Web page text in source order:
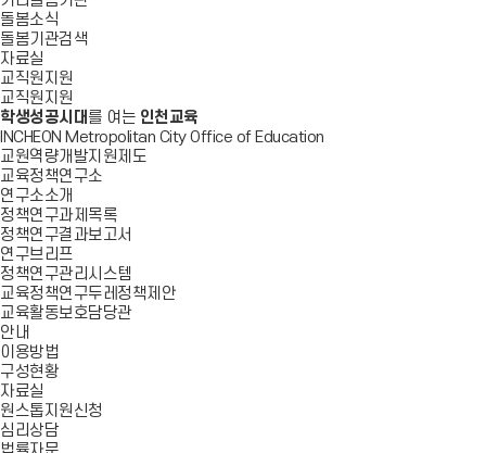
돌봄소식
돌봄기관검색
자료실
교직원지원
교직원지원
학생성공시대 를 여는 인천교육
INCHEON Metropolitan City Office of Education
교원역량개발지원제도
교육정책연구소
연구소소개
정책연구과제목록
정책연구결과보고서
연구브리프
정책연구관리시스템
교육정책연구두레정책제안
교육활동보호담당관
안내
이용방법
구성현황
자료실
원스톱지원신청
심리상담